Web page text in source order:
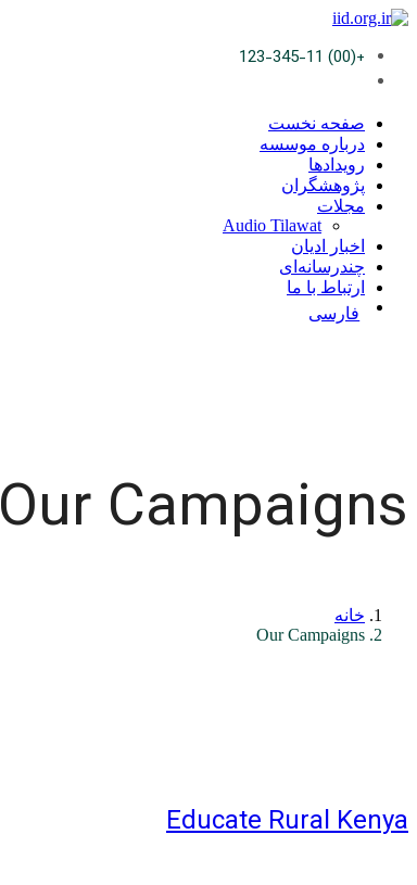
+(00) 123-345-11
صفحه نخست
درباره موسسه
رویدادها
پژوهشگران
مجلات
Audio Tilawat
اخبار ادیان
چندرسانه‌ای
ارتباط با ما
فارسی
Our Campaigns
خانه
Our Campaigns
Educate Rural Kenya